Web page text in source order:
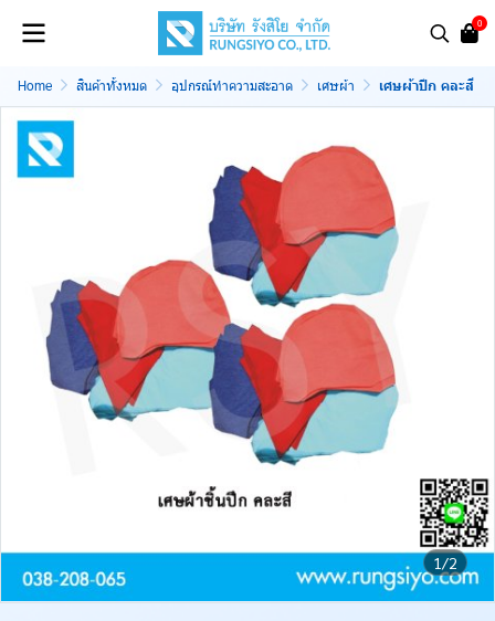
0
Home สินค้าทั้งหมด อุปกรณ์ทำความสะอาด เศษผ้า เศษผ้าปึก คละสี
1/2